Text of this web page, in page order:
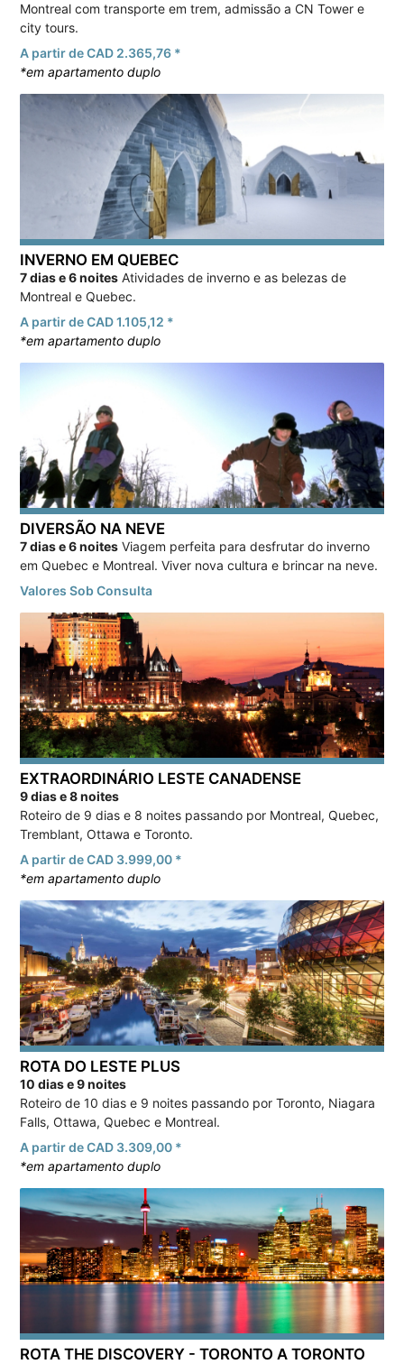
Montreal com transporte em trem, admissão a CN Tower e
city tours.
A partir de CAD 2.365,76 *
*em apartamento duplo
INVERNO EM QUEBEC
7 dias e 6 noites Atividades de inverno e as belezas de
Montreal e Quebec.
A partir de CAD 1.105,12 *
*em apartamento duplo
DIVERSÃO NA NEVE
7 dias e 6 noites Viagem perfeita para desfrutar do inverno
em Quebec e Montreal. Viver nova cultura e brincar na neve.
Valores Sob Consulta
EXTRAORDINÁRIO LESTE CANADENSE
9 dias e 8 noites
Roteiro de 9 dias e 8 noites passando por Montreal, Quebec,
Tremblant, Ottawa e Toronto.
A partir de CAD 3.999,00 *
*em apartamento duplo
ROTA DO LESTE PLUS
10 dias e 9 noites
Roteiro de 10 dias e 9 noites passando por Toronto, Niagara
Falls, Ottawa, Quebec e Montreal.
A partir de CAD 3.309,00 *
*em apartamento duplo
ROTA THE DISCOVERY - TORONTO A TORONTO